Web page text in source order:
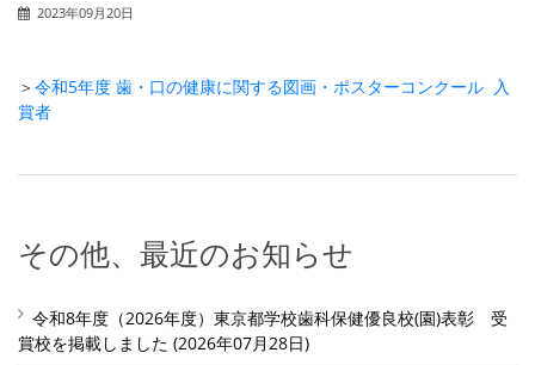
2023年09月20日
＞令和5年度 歯・口の健康に関する図画・ポスターコンクール 入
賞者
その他、最近のお知らせ
令和8年度（2026年度）東京都学校歯科保健優良校(園)表彰 受
賞校を掲載しました (2026年07月28日)